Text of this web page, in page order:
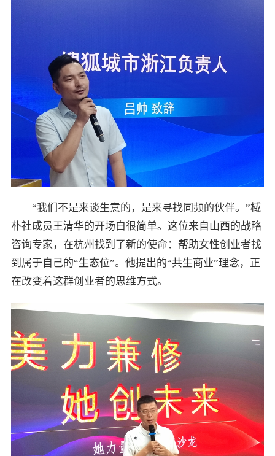
“我们不是来谈生意的，是来寻找同频的伙伴。”棫
朴社成员王清华的开场白很简单。这位来自山西的战略
咨询专家，在杭州找到了新的使命：帮助女性创业者找
到属于自己的“生态位”。他提出的“共生商业”理念，正
在改变着这群创业者的思维方式。